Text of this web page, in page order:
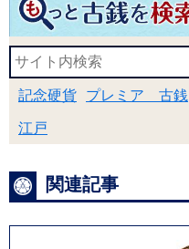
記念硬貨 プレミア 古銭
江戸
関連記事